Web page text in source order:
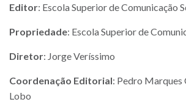
Editor: Escola Superior de Comunicação
Propriedade: Escola Superior de
Diretor: Jorge Veríssimo
Coordenação Editorial: Pedro Marques
Lobo